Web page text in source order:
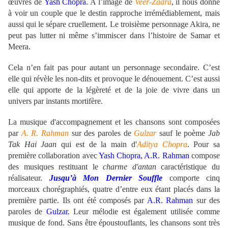
œuvres de Yash Chopra. A l’image de Veer-Zaara, il nous donne
à voir un couple que le destin rapproche irrémédiablement, mais
aussi qui le sépare cruellement. Le troisième personnage Akira, ne
peut pas lutter ni même s’immiscer dans l’histoire de Samar et
Meera.
Cela n’en fait pas pour autant un personnage secondaire. C’est
elle qui révèle les non-dits et provoque le dénouement. C’est aussi
elle qui apporte de la légèreté et de la joie de vivre dans un
univers par instants mortifère.
La musique d'accompagnement et les chansons sont composées
par A. R. Rahman sur des paroles de Gulzarsauf le poèmeJab
Tak Hai Jaan qui est de la main d'Aditya Chopra. Pour sa
première collaboration avecYash Chopra, A.R. Rahman compose
des musiques restituant lecharme d'antancaractéristique du
réalisateur.
Jusqu’à Mon Dernier Souffle comporte cinq
morceaux chorégraphiés, quatre d’entre eux étant placés dans la
première partie. Ils ont été composés par A.R. Rahman sur des
paroles de Gulzar. Leur mélodie est également utilisée comme
musique de fond. Sans être époustouflants, les chansons sont très